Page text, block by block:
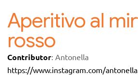
Aperitivo al
rosso
Contributor: Antonella
https://www.instagram.com/